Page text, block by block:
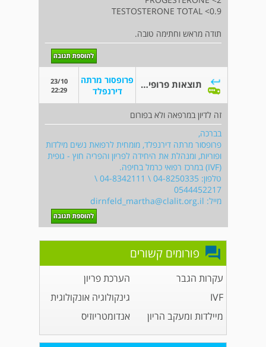
TESTOSTERONE TOTAL <0.9
תודה מראש וחתימה טובה.
תוצאות פרופיל הורמונלי
פרופסור מרתה
דירנפלד
23/10
22:29
זה לדיון במרפאה ולא בפורום
בברכה,
פרופסור מרתה דירנפלד, מומחית לרפואת נשים מילדות
ופוריות, ומנהלת את היחידה לפריון והפריה חוץ - גופית
(IVF) במרכז רפואי כרמל בחיפה.
טלפון: 04-8250335 \ 04-8342111 \
0544452217
מייל: dirnfeld_martha@clalit.org.il
פורומים קשורים
עקרות הגבר
הערכת פריון
IVF
גינקולוגיה אונקולוגית
מיילדות ומעקב הריון
אנדומטריוזיס